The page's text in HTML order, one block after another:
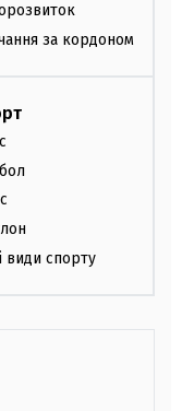
за кордоном
види спорту